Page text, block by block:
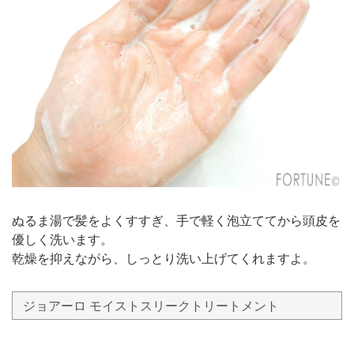
ぬるま湯で髪をよくすすぎ、手で軽く泡立ててから頭皮を
優しく洗います。
乾燥を抑えながら、しっとり洗い上げてくれますよ。
ジョアーロ モイストスリークトリートメント